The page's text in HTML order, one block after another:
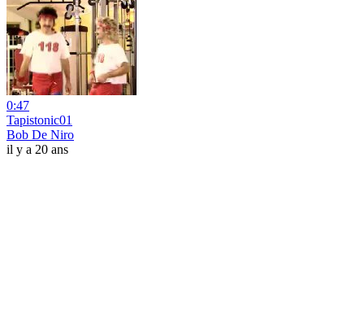
0:47
Tapistonic01
Bob De Niro
il y a 20 ans